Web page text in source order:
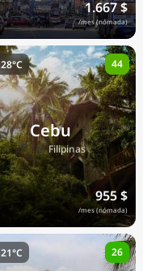
1.667 $
/mes (nómada)
Cebu
🇵🇭Filipinas
955 $
/mes (nómada)
28°C 44
21°C 26